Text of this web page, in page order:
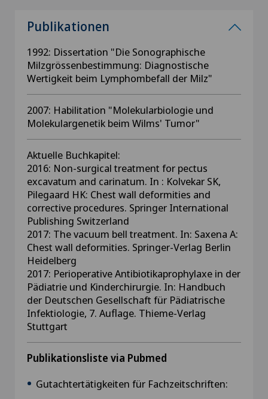
Publikationen
1992: Dissertation "Die Sonographische
Milzgrössenbestimmung: Diagnostische
Wertigkeit beim Lymphombefall der Milz"
2007: Habilitation "Molekularbiologie und
Molekulargenetik beim Wilms' Tumor"
Aktuelle Buchkapitel:
2016: Non-surgical treatment for pectus
excavatum and carinatum. In : Kolvekar SK,
Pilegaard HK: Chest wall deformities and
corrective procedures. Springer International
Publishing Switzerland
2017: The vacuum bell treatment. In: Saxena A:
Chest wall deformities. Springer-Verlag Berlin
Heidelberg
2017: Perioperative Antibiotikaprophylaxe in der
Pädiatrie und Kinderchirurgie. In: Handbuch
der Deutschen Gesellschaft für Pädiatrische
Infektiologie, 7. Auflage. Thieme-Verlag
Stuttgart
Publikationsliste via Pubmed
Gutachtertätigkeiten für Fachzeitschriften: